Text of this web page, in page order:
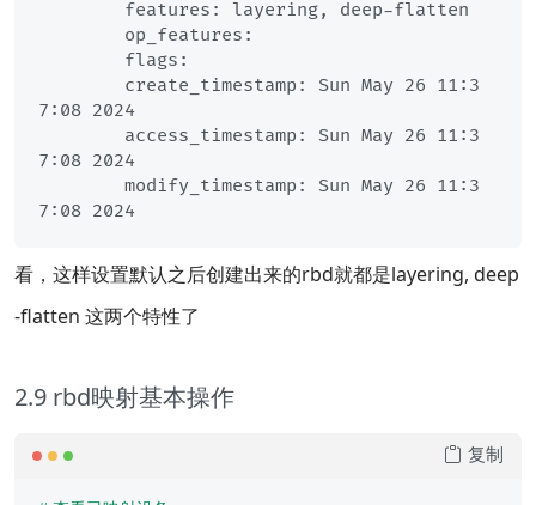
7:08 2024
7:08 2024
看，这样设置默认之后创建出来的rbd就都是layering, deep
-flatten 这两个特性了
2.9 rbd映射基本操作
复制